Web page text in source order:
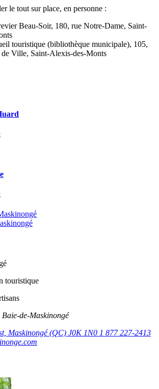
le tout sur place, en personne :
Beau-Soir, 180, rue Notre-Dame, Saint-
touristique (bibliothèque municipale), 105,
de Ville, Saint-Alexis-des-Monts
touristique
de-Maskinongé
Maskinongé (QC) J0K 1N0 1 877 227-2413